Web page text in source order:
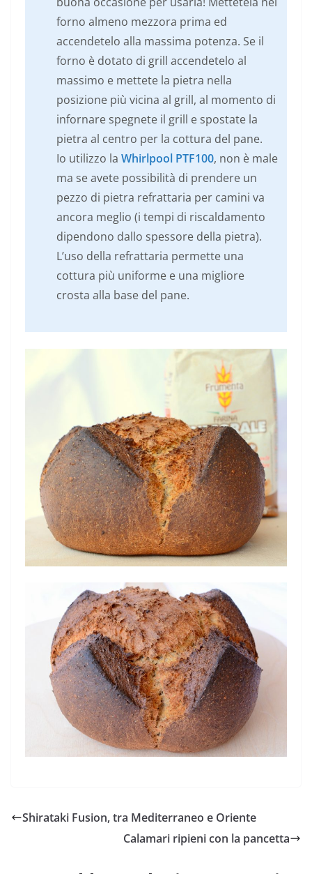
forno almeno mezzora prima ed
accendetelo alla massima potenza. Se il
forno è dotato di grill accendetelo al
massimo e mettete la pietra nella
posizione più vicina al grill, al momento di
infornare spegnete il grill e spostate la
pietra al centro per la cottura del pane.
Io utilizzo la Whirlpool PTF100, non è male
ma se avete possibilità di prendere un
pezzo di pietra refrattaria per camini va
ancora meglio (i tempi di riscaldamento
dipendono dallo spessore della pietra).
L’uso della refrattaria permette una
cottura più uniforme e una migliore
crosta alla base del pane.
Shirataki Fusion, tra Mediterraneo e Oriente
Calamari ripieni con la pancetta